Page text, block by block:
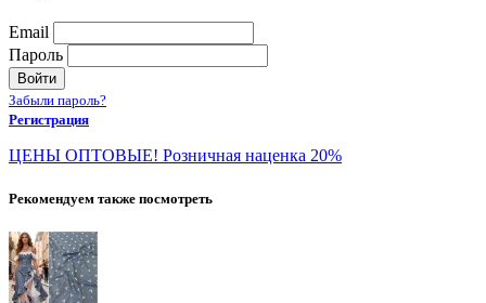
Email
Пароль
Войти
Забыли пароль?
Регистрация
ЦЕНЫ ОПТОВЫЕ! Розничная наценка 20%
Рекомендуем также посмотреть